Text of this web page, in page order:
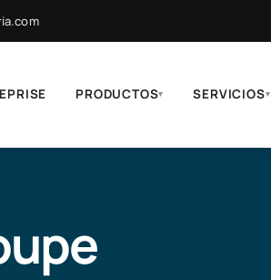
PRODUCTOS▾ SERVICIOS▾